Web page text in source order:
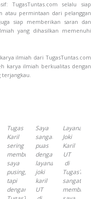
TugasTuntas.com selalu siap
atau permintaan dari pelanggan
siap memberikan saran dan
yang dihasilkan memenuhi
ilmiah dari TugasTuntas.com
karya ilmiah berkualitas dengan
terjangkau.
Tugas
Karil
sering
membuat
saya
pusing,
tapi
dengan
Saya
sangat
puas
dengan
layanan
joki
karil
UT
Layanan
Joki
Karil
UT
di
sangat
membantu